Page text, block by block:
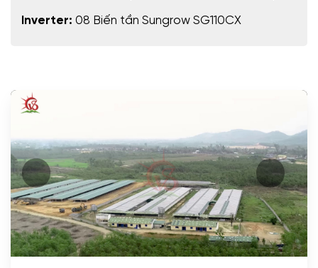
Inverter: 08 Biến tần Sungrow SG110CX